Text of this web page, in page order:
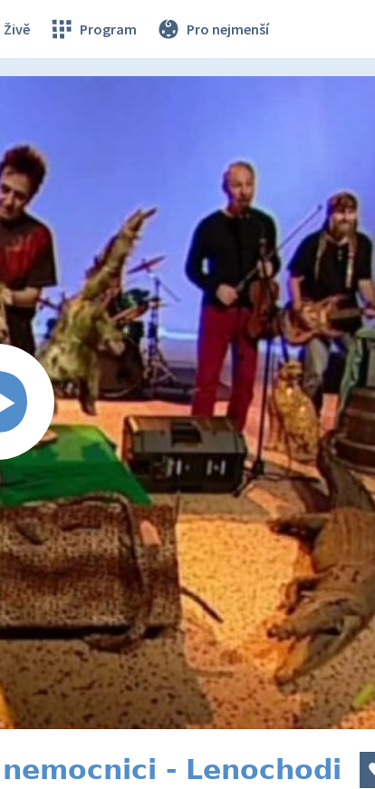
Živě Program Pro nejmenší
- Lenochodi